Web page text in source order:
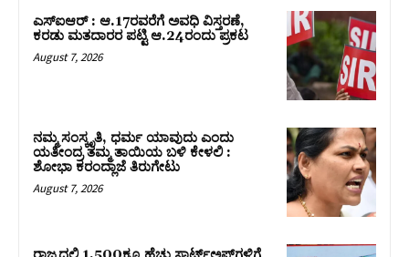
ಎಸ್‌ಐಆರ್‌ : ಆ.17ರವರೆಗೆ ಅವಧಿ ವಿಸ್ತರಣೆ,
ಕರಡು ಮತದಾರರ ಪಟ್ಟಿ ಆ.24ರಂದು ಪ್ರಕಟ
August 7, 2026
ನಮ್ಮ ಸಂಸ್ಕೃತಿ, ಧರ್ಮ ಯಾವುದು ಎಂದು
ಯತೀಂದ್ರ ತಮ್ಮ ತಾಯಿಯ ಬಳಿ ಕೇಳಲಿ :
ಶೋಭಾ ಕರಂದ್ಲಾಜೆ ತಿರುಗೇಟು
August 7, 2026